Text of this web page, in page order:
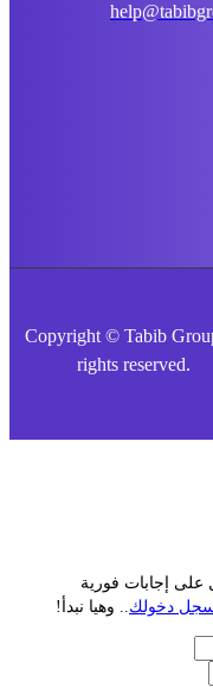
Copyright © Tabib
rights reserved.
فورية
.. وهيا نبدأ!